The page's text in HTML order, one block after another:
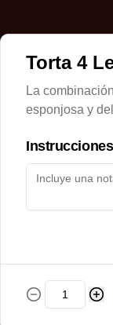
Conócenos
Redes sociales
Torta 4
La
esponjosa y